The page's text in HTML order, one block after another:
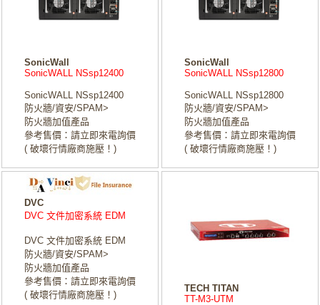
SonicWall
SonicWALL NSsp12400
SonicWALL NSsp12400
防火牆/資安/SPAM>
防火牆加值產品
參考售價：請立即來電詢價
( 破壞行情廠商施壓！)
SonicWall
SonicWALL NSsp12800
SonicWALL NSsp12800
防火牆/資安/SPAM>
防火牆加值產品
參考售價：請立即來電詢價
( 破壞行情廠商施壓！)
DVC
DVC 文件加密系統 EDM
DVC 文件加密系統 EDM
防火牆/資安/SPAM>
防火牆加值產品
參考售價：請立即來電詢價
( 破壞行情廠商施壓！)
TECH TITAN
TT-M3-UTM